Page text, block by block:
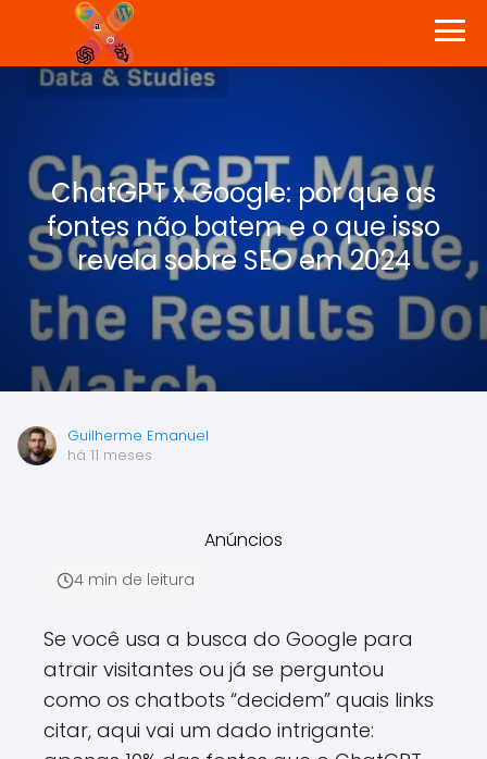
ChatGPT x Google: por que as
fontes não batem e o que isso
revela sobre SEO em 2024
Guilherme Emanuel
há 11 meses
Anúncios
4 min de leitura
Se você usa a busca do Google para
atrair visitantes ou já se perguntou
como os chatbots “decidem” quais links
citar, aqui vai um dado intrigante: